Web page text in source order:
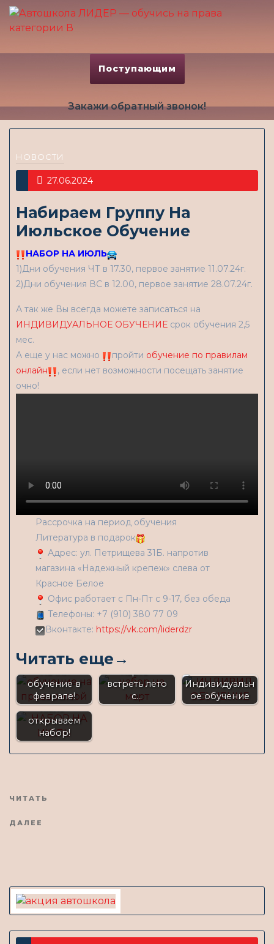
Поступающим
Закажи обратный звонок!
НОВОСТИ
27.06.2024
Набираем Группу На
Июльское Обучение
НАБОР НА ИЮЛЬ
1)Дни обучения ЧТ в 17.30, первое занятие 11.07.24г.
2)Дни обучения ВС в 12.00, первое занятие 28.07.24г.
А так же Вы всегда можете записаться на
ИНДИВИДУАЛЬНОЕ ОБУЧЕНИЕ срок обучения 2,5
мес.
А еще у нас можно
пройти обучение по правилам
онлайн
, если нет возможности посещать занятие
очно!
Рассрочка на период обучения
Литература в подарок
Адрес: ул. Петрищева 31Б. напротив
магазина «Надежный крепеж» слева от
Красное Белое
Офис работает с Пн-Пт с 9-17, без обеда
Телефоны: +7 (910) 380 77 09
Вконтакте: https://vk.com/liderdzr
Читать еще→
обучение в
феврале!
обучение в
встреть лето
с…
Индивидуальн
ое обучение
Обучение в
июле -
открываем
набор!
Предыдущая
ЧИТАТЬ
Читать
ДАЛЕЕ